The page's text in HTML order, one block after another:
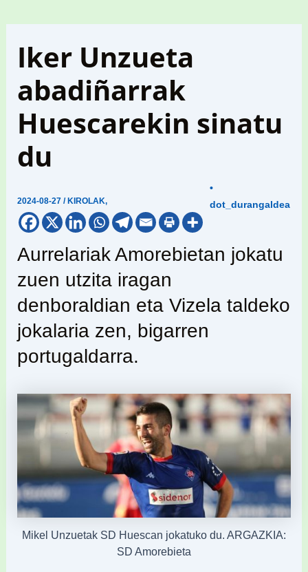
Iker Unzueta
abadiñarrak
Huescarekin sinatu
du
2024-08-27/ KIROLAK,
•
dot_durangaldea
Aurrelariak Amorebietan jokatu
zuen utzita iragan
denboraldian eta Vizela taldeko
jokalaria zen, bigarren
portugaldarra.
Mikel Unzuetak SD Huescan jokatuko du. ARGAZKIA:
SD Amorebieta